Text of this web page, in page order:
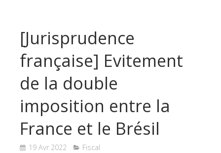
[Jurisprudence
française] Evitement
de la double
imposition entre la
France et le Brésil
19 Avr 2022 Fiscal